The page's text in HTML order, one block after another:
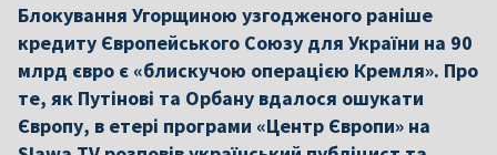
Блокування Угорщиною узгодженого раніше
кредиту Європейського Союзу для України на 90
млрд євро є «блискучою операцією Кремля». Про
те, як Путінові та Орбану вдалося ошукати
Європу, в етері програми «Центр Європи» на